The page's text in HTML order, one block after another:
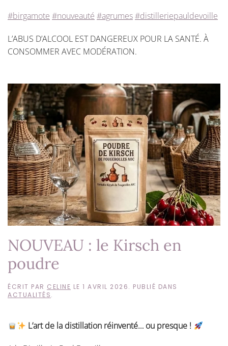
#birgamote #nouveauté #agrumes#distilleriepauldevoille
L’ABUS D’ALCOOL EST DANGEREUX POUR LA SANTÉ. À
CONSOMMER AVEC MODÉRATION.
NOUVEAU : le Kirsch en
poudre
ÉCRIT PAR CELINE LE 1 AVRIL 2026. PUBLIÉ DANS
ACTUALITÉS.
L’art de la distillation réinventé… ou presque !